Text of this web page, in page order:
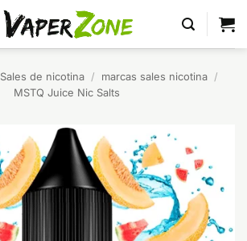
Sales de nicotina / marcas sales nicotina /
MSTQ Juice Nic Salts